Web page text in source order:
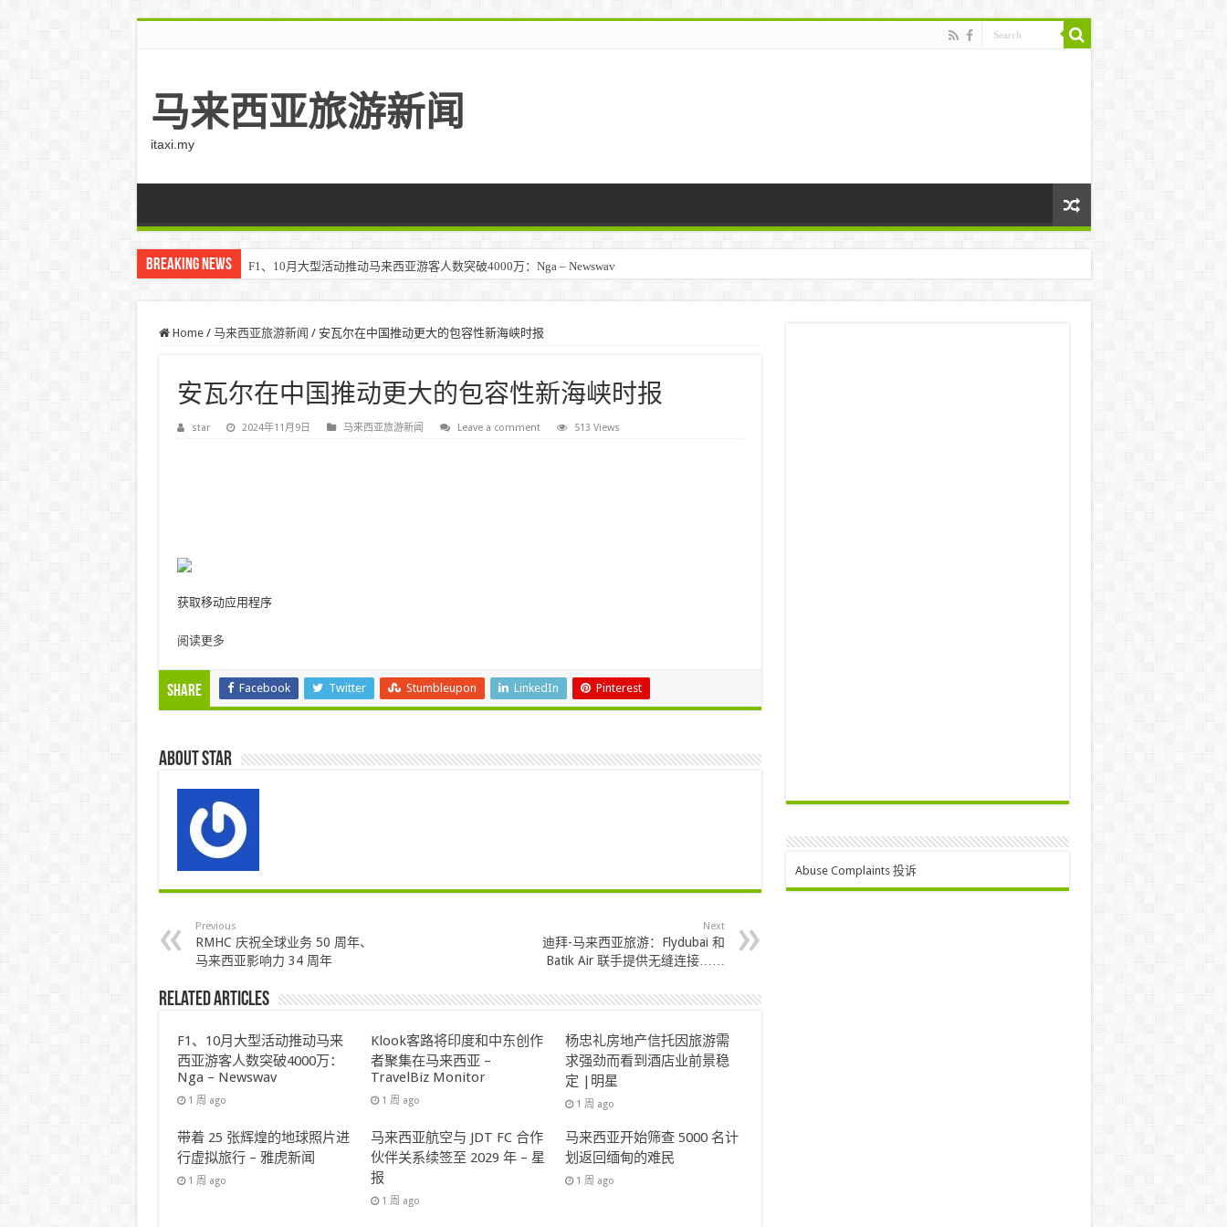
马来西亚旅游新闻
itaxi.my
Breaking News F1、10月大型活动推动马来西亚游客人数突破4000万：Nga – Newswav
Home / 马来西亚旅游新闻 / 安瓦尔在中国推动更大的包容性新海峡时报
安瓦尔在中国推动更大的包容性新海峡时报
star 2024年11月9日 马来西亚旅游新闻 Leave a comment 513 Views
获取移动应用程序
阅读更多
Share Facebook Twitter Stumbleupon LinkedIn Pinterest
About star
Previous
RMHC 庆祝全球业务 50 周年、
马来西亚影响力 34 周年
Next
迪拜-马来西亚旅游：Flydubai 和
Batik Air 联手提供无缝连接……
Related Articles
F1、10月大型活动推动马来
西亚游客人数突破4000万：
Nga – Newswav
1 周 ago
Klook客路将印度和中东创作
者聚集在马来西亚 –
TravelBiz Monitor
1 周 ago
杨忠礼房地产信托因旅游需
求强劲而看到酒店业前景稳
定 |明星
1 周 ago
带着 25 张辉煌的地球照片进
行虚拟旅行 – 雅虎新闻
1 周 ago
马来西亚航空与 JDT FC 合作
伙伴关系续签至 2029 年 – 星
报
1 周 ago
马来西亚开始筛查 5000 名计
划返回缅甸的难民
1 周 ago
Abuse Complaints 投诉